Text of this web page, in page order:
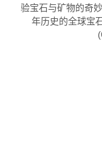
验宝石与矿物的奇
年历史的全球宝